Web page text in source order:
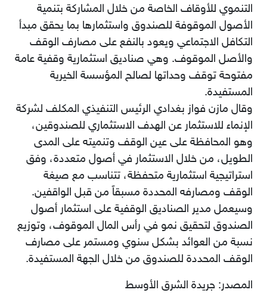
التنموي للأوقاف الخاصة من خلال المشاركة بتنمية
الأصول الموقوفة للصندوق واستثمارها بما يحقق مبدأ
التكافل الاجتماعي ويعود بالنفع على مصارف الوقف
والأصل الموقوف. وهي صناديق استثمارية وقفية عامة
مفتوحة توقف وحداتها لصالح المؤسسة الخيرية
المستفيدة.
وقال مازن فواز بغدادي الرئيس التنفيذي المكلف لشركة
الإنماء للاستثمار عن الهدف الاستثماري للصندوقين،
وهو المحافظة على عين الوقف وتنميته على المدى
الطويل، من خلال الاستثمار في أصول متعددة، وفق
استراتيجية استثمارية متحفظة، تتناسب مع صيغة
الوقف ومصارفه المحددة مسبقاً من قبل الواقفين.
وسيعمل مدير الصناديق الوقفية على استثمار أصول
الصندوق لتحقيق نمو في رأس المال الموقوف، وتوزيع
نسبة من العوائد بشكل سنوي ومستمر على مصارف
الوقف المحددة للصندوق من خلال الجهة المستفيدة.
المصدر: جريدة الشرق الأوسط